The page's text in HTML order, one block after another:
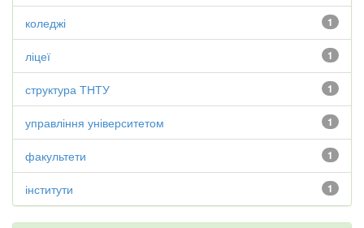
1
коледжі
1
ліцеї
1
структура ТНТУ
1
управління університетом
1
факультети
1
інститути